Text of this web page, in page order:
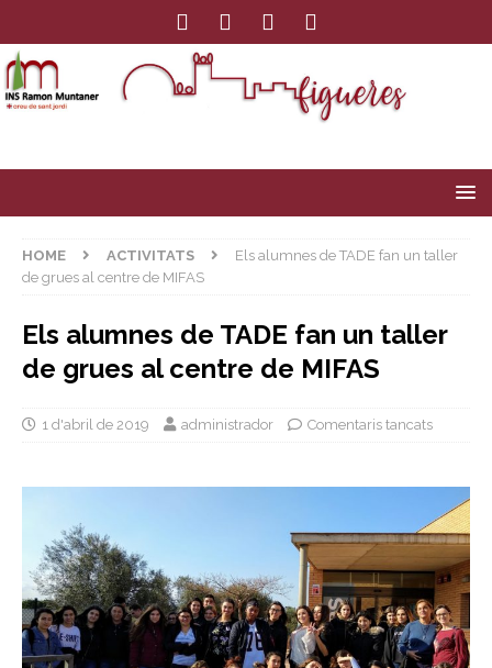
HOME ACTIVITATS
Els alumnes de TADE fan un taller
de grues al centre de MIFAS
Els alumnes de TADE fan un taller
de grues al centre de MIFAS
1 d'abril de 2019 administrador Comentaris tancats